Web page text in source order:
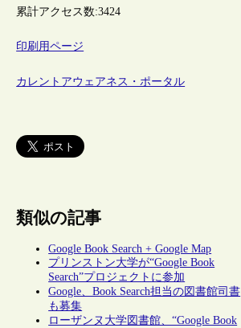
累計アクセス数:3424
印刷用ページ
カレントアウェアネス・ポータル
類似の記事
Google Book Search + Google Map
プリンストン大学が“Google Book
Search”プロジェクトに参加
Google、Book Search担当の図書館司書
も募集
ローザンヌ大学図書館、“Google Book